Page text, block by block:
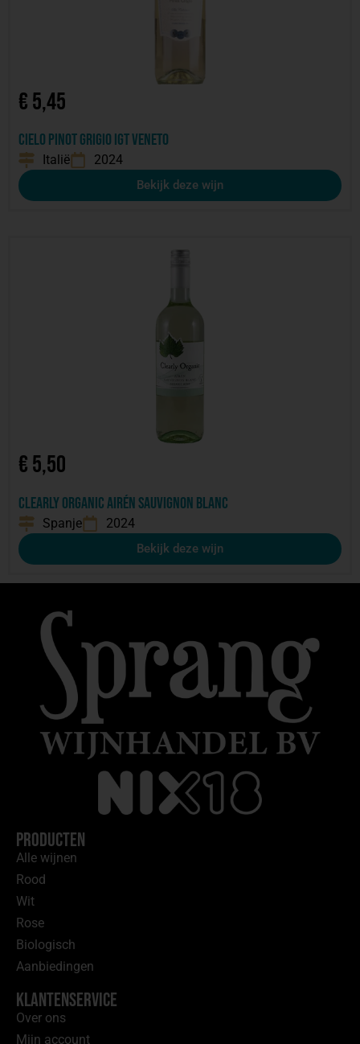
€5,45
Cielo Pinot Grigio IGT Veneto
Italië 2024
Bekijk deze wijn
€5,50
Clearly Organic Airén Sauvignon blanc
Spanje 2024
Bekijk deze wijn
Producten
Alle wijnen
Rood
Wit
Rose
Biologisch
Aanbiedingen
Klantenservice
Over ons
Mijn account